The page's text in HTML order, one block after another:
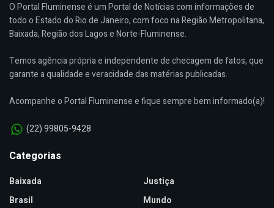
O Portal Fluminense é um Portal de Notícias com informações de
todo o Estado do Rio de Janeiro, com foco na Região Metropolitana,
Baixada, Região dos Lagos e Norte-Fluminense.
Temos agência própria e independente de checagem de fatos, que
garante a qualidade e veracidade das matérias publicadas.
Acompanhe o Portal Fluminense e fique sempre bem informado(a)!
(22) 99805-9428
Categorias
Baixada
Brasil
Justiça
Mundo